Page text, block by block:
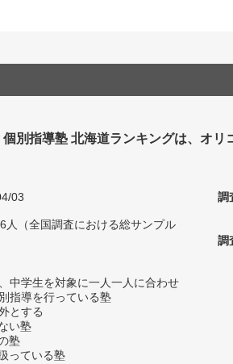
個別指導塾 北海道ランキングは、オリ
03
人（全国調査における総サンプル
中学生を対象に一人一人に合わせ
指導を行っている塾
とする
い塾
塾
っている塾
調
調